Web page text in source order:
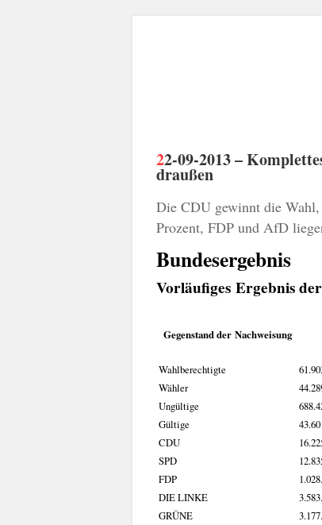
22-09-2013 – Komplettes Wahlergebnis der Bundestagswahl 2013 – CDU gewinnt, AfD um fünf Prozent, FDP
draußen
Die CDU gewinnt die
Prozent, FDP und AfD
Bundesergebnis
Vorläufiges Ergebnis
Gegenstand der Nachweisung
Wahlberechtigte
Wähler
Ungültige
Gültige
CDU
SPD
FDP
DIE LINKE
GRÜNE